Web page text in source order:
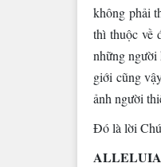
không phải
thì thuộc về
những người
giới cũng
ảnh người
Ðó là lời